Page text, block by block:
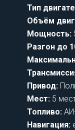
Объём
Разгон до
Мощность:
Тип
Привод:
Топливо:
Навигация:
Мест: 5